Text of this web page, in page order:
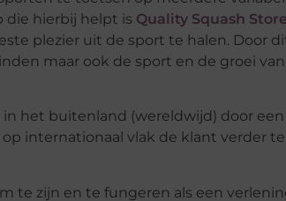
die hierbij helpt is Quality Squash
plezier uit de sport te halen. Door
maar ook de sport en de groei
het buitenland (wereldwijd) door een
internationaal vlak de klant verder
te zijn en te fungeren als een